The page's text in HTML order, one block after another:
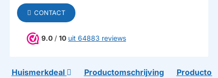
CONTACT
9.0 / 10 uit 64883 reviews
Huismerkdeal Productomschrijving